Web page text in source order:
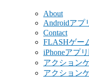
About
Androidアプ
Contact
FLASHゲー
iPhoneアプ
アクション
アクション